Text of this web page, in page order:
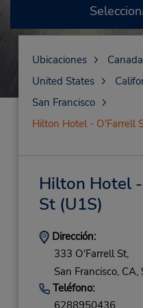
Ubicaciones
United States
San Francisco
Hilton Hotel - O'Farrell
Hilton Hotel
St(U1S)
Dirección:
333 O'Farrell St,
San Francisco, CA,
Teléfono: